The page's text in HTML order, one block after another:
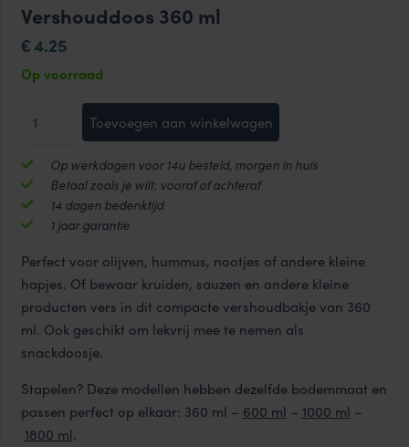
Vershouddoos 360 ml
€4.25
Op voorraad
Vershouddoos
360
ml
aantal
Toevoegen aan winkelwagen
Op werkdagen voor 14u besteld, morgen in huis
Betaal zoals je wilt: vooraf of achteraf
14 dagen bedenktijd
1 jaar garantie
Perfect voor olijven, hummus, nootjes of andere kleine
hapjes. Of bewaar kruiden, sauzen en andere kleine
producten vers in dit compacte vershoudbakje van 360
ml. Ook geschikt om lekvrij mee te nemen als
snackdoosje.
Stapelen? Deze modellen hebben dezelfde bodemmaat en
passen perfect op elkaar: 360 ml – 600 ml – 1000 ml –
1800 ml.